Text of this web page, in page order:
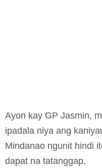
Ayon kay GP Jasmin,
ipadala niya ang
Mindanao ngunit hindi
dapat na tatanggap.